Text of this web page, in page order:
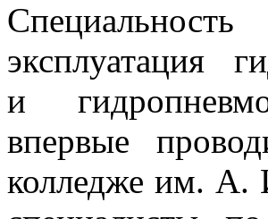
эксплуатация
и
впервые
колледже им.